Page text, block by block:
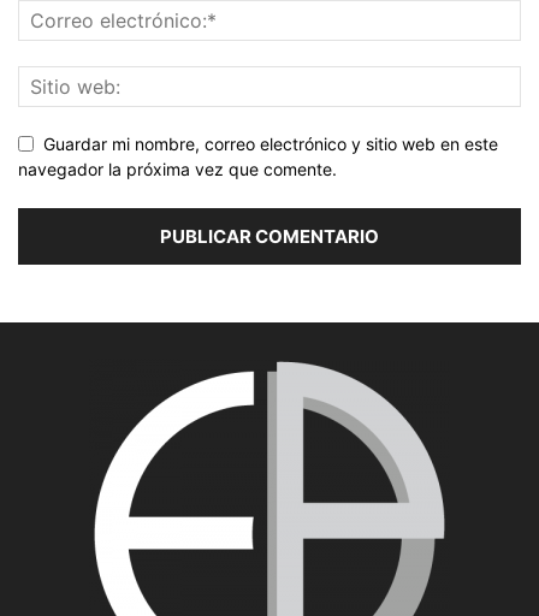
Guardar mi nombre, correo electrónico y sitio web en este
navegador la próxima vez que comente.